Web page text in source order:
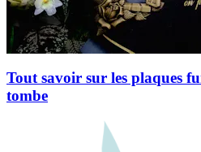
Tout savoir sur les plaques
tombe